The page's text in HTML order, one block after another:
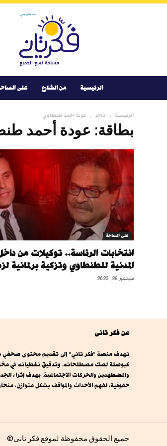
الرئيسية من الشارع على
الرئيسية تاجز عودة أحمد طنطاوي
بطاقة: عودة أحمد
على الساحة
انتخابات الرئاسة.. توكيلات من
المدنية للطنطاوي وتزكية برلمانية
سبتمبر 26, 2023
عن فكر تانى
تهدف منصة "فكر تاني" إلى تقديم محتوى صحفي
كبوصلة لصك مصطلحاته، وتدقيق تغطياته في مختلف
والمضطهدين والحركات الاجتماعية، بهدف إثراء
حقوقية، لفهم الأحداث والمواقف بشكل متوازن،
جميع الحقوق محفوظة لموقع فكر تانى©